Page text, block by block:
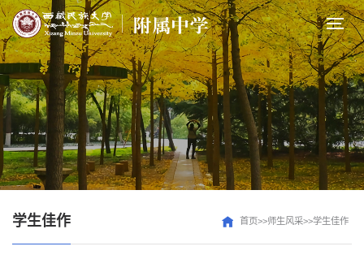
学生佳作 首页>>师生风采>>学生佳作